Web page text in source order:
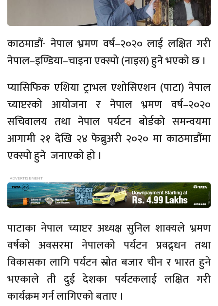
काठमाडौं‍- नेपाल भ्रमण वर्ष–२०२० लाई लक्षित गरी
नेपाल–इण्डिया–चाइना एक्स्पो (नाइस) हुने भएको छ ।
प्यासिफिक एशिया ट्राभल एशोसिएशन (पाटा) नेपाल
च्याप्टरको आयोजना र नेपाल भ्रमण वर्ष–२०२०
सचिवालय तथा नेपाल पर्यटन बोर्डको समन्वयमा
आगामी २१ देखि २४ फेब्रुअरी २०२० मा काठमाडौंमा
एक्स्पो हुने जनाएको हो ।
पाटाका नेपाल च्याप्टर अध्यक्ष सुनिल शाक्यले भ्रमण
वर्षको अवसरमा नेपालको पर्यटन प्रवद्र्धन तथा
विकासका लागि पर्यटन स्रोत बजार चीन र भारत हुने
भएकाले ती दुई देशका पर्यटकलाई लक्षित गरी
कार्यक्रम गर्न लागिएको बताए ।